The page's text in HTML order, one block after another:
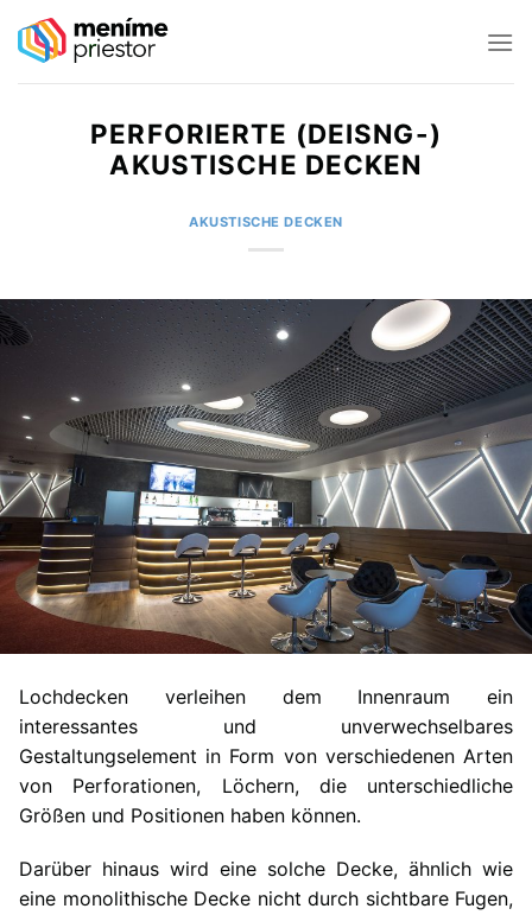
PERFORIERTE (DEISNG-)
AKUSTISCHE DECKEN
AKUSTISCHE DECKEN
Lochdecken verleihen dem Innenraum ein
interessantes und unverwechselbares
Gestaltungselement in Form von verschiedenen Arten
von Perforationen, Löchern, die unterschiedliche
Größen und Positionen haben können.
Darüber hinaus wird eine solche Decke, ähnlich wie
eine monolithische Decke nicht durch sichtbare Fugen,